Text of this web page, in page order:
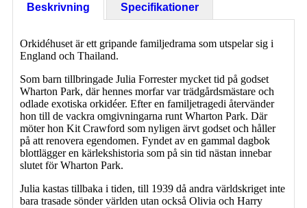
Beskrivning
Specifikationer
Orkidéhuset är ett gripande familjedrama som utspelar sig i
England och Thailand.
Som barn tillbringade Julia Forrester mycket tid på godset
Wharton Park, där hennes morfar var trädgårdsmästare och
odlade exotiska orkidéer. Efter en familjetragedi återvänder
hon till de vackra omgivningarna runt Wharton Park. Där
möter hon Kit Crawford som nyligen ärvt godset och håller
på att renovera egendomen. Fyndet av en gammal dagbok
blottlägger en kärlekshistoria som på sin tid nästan innebar
slutet för Wharton Park.
Julia kastas tillbaka i tiden, till 1939 då andra världskriget inte
bara trasade sönder världen utan också Olivia och Harry